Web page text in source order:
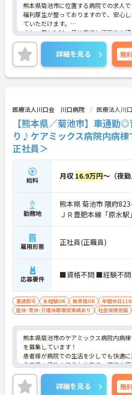
熊本県菊池市に位置する病院での求人で
福利厚生が整っておりますので、安心
ていただけます。
また、賞与3.30ヶ月分実績と頑張りを
だけます！
ご興味のある方は、お気軽にお問い合わ
い。
詳細を見る 無
医療法人川口会 川口病院 医療法人川
【熊本県／菊池市】車通勤
り♪ケアミックス病院内病棟
正社員＞
給料 月収 16.9万円～（夜勤
勤務地
熊本県 菊池市 隈府
ＪＲ豊肥本線「原水
雇用形態 正社員(正職員)
応募要件 ■資格不問 ■経験不問
車通勤可 未経験OK 無資格OK
年間休日
産休･育休･介護休暇取得実績あり
社会保険完備
熊本県菊池市のケアミックス病院内病
を募集しています！
患者様が病院での生活を少しでも快適
う日常の援助を行うお仕事で、資格や
働けてやりがいを感じられます！マイ
となっており、通勤の心配もいりません
2日制となっており、プライベートの時
詳細を見る 無